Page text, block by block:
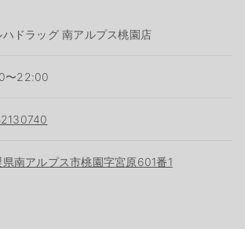
ハドラッグ 南アルプス桃園店
〜22:00
県南アルプス市桃園字宮原601番1